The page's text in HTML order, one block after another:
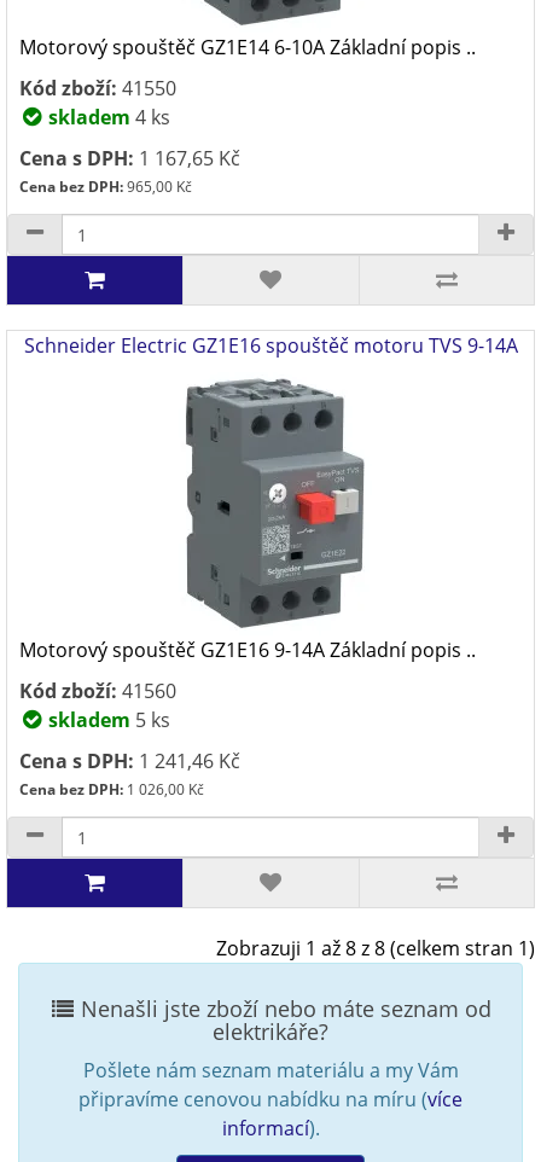
Motorový spouštěč GZ1E14 6-10A Základní popis ..
Kód zboží: 41550
skladem 4 ks
Cena s DPH: 1 167,65 Kč
Cena bez DPH:965,00 Kč
Schneider Electric GZ1E16 spouštěč motoru TVS 9-14A
Motorový spouštěč GZ1E16 9-14A Základní popis ..
Kód zboží: 41560
skladem 5 ks
Cena s DPH: 1 241,46 Kč
Cena bez DPH: 1 026,00 Kč
Zobrazuji 1 až 8 z 8 (celkem stran 1)
Nenašli jste zboží nebo máte seznam od
elektrikáře?
Pošlete nám seznam materiálu a my Vám
připravíme cenovou nabídku na míru (více
informací).